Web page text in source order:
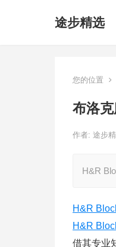
途步精选
您的位置
布洛
作者: 途步
H&R
H&R
H&R
借其专业